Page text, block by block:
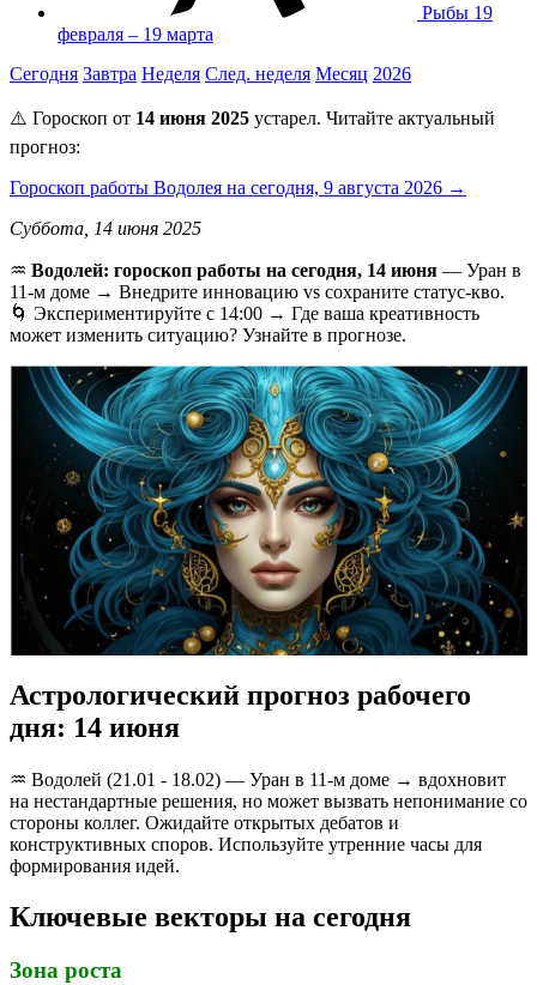
Рыбы 19
февраля – 19 марта
Сегодня Завтра Неделя След. неделя Месяц 2026
⚠️ Гороскоп от 14 июня 2025 устарел. Читайте актуальный
прогноз:
Гороскоп работы Водолея на сегодня, 9 августа 2026 →
Суббота, 14 июня 2025
♒️ Водолей: гороскоп работы на сегодня, 14 июня — Уран в
11-м доме → Внедрите инновацию vs сохраните статус-кво.
🌀 Экспериментируйте с 14:00 → Где ваша креативность
может изменить ситуацию? Узнайте в прогнозе.
Астрологический прогноз рабочего
дня: 14 июня
♒️ Водолей (21.01 - 18.02) — Уран в 11-м доме → вдохновит
на нестандартные решения, но может вызвать непонимание со
стороны коллег. Ожидайте открытых дебатов и
конструктивных споров. Используйте утренние часы для
формирования идей.
Ключевые векторы на сегодня
Зона роста